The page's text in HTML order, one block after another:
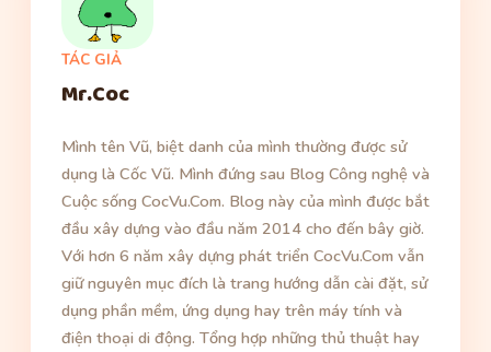
TÁC GIẢ
Mr.Coc
Mình tên Vũ, biệt danh của mình thường được sử
dụng là Cốc Vũ. Mình đứng sau Blog Công nghệ và
Cuộc sống CocVu.Com. Blog này của mình được bắt
đầu xây dựng vào đầu năm 2014 cho đến bây giờ.
Với hơn 6 năm xây dựng phát triển CocVu.Com vẫn
giữ nguyên mục đích là trang hướng dẫn cài đặt, sử
dụng phần mềm, ứng dụng hay trên máy tính và
điện thoại di động. Tổng hợp những thủ thuật hay